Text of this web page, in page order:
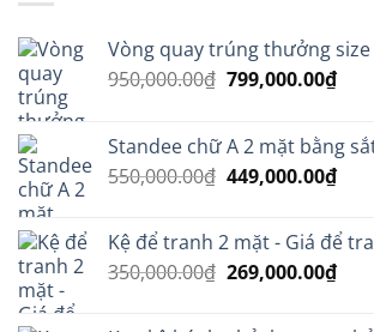
Vòng quay trúng thưởng
950,000.00₫ Giá
950,000.00₫.
799,000.00₫Giá
là:
Standee chữ A 2 mặt bằng
550,000.00₫ Giá
550,000.00₫.
449,000.00₫Giá
tại
là:
Kệ để tranh 2 mặt - Giá để
350,000.00₫ Giá
269,000.00₫Giá